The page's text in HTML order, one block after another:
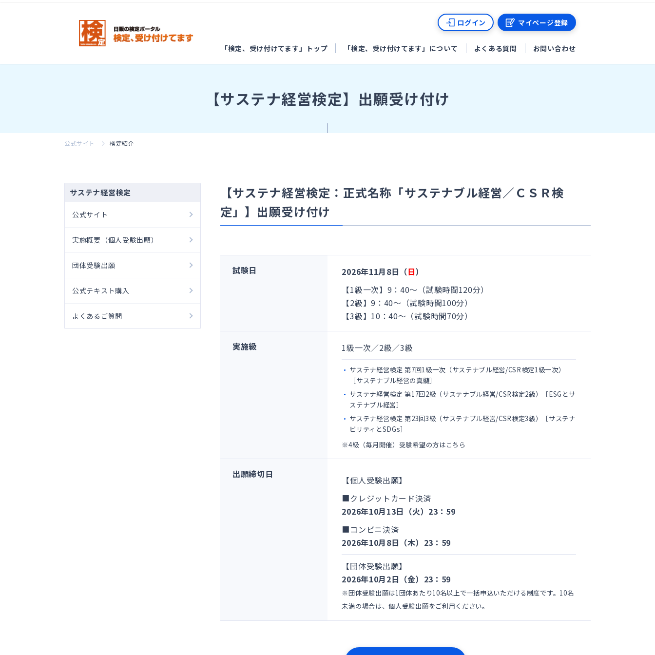
ログイン マイページ登録
「検定、受け付けてます」トップ 「検定、受け付けてます」について よくある質問 お問い合わせ
【サステナ経営検定】出願受け付け
公式サイト 検定紹介
サステナ経営検定
公式サイト
実施概要（個人受験出願）
団体受験出願
公式テキスト購入
よくあるご質問
【サステナ経営検定：正式名称「サステナブル経営／ＣＳＲ検
定」】出願受け付け
試験日 2026年11月8日（日）
【1級一次】9：40～（試験時間120分）
【2級】9：40～（試験時間100分）
【3級】10：40～（試験時間70分）
実施級 1級一次／2級／3級
サステナ経営検定 第7回1級一次（サステナブル経営/CSR検定1級一次）
［サステナブル経営の真髄］
サステナ経営検定 第17回2級（サステナブル経営/CSR検定2級）［ESGとサ
ステナブル経営］
サステナ経営検定 第23回3級（サステナブル経営/CSR検定3級）［サステナ
ビリティとSDGs］
※4級（毎月開催）受験希望の方はこちら
出願締切日
【個人受験出願】
■クレジットカード決済
2026年10月13日（火）23：59
■コンビニ決済
2026年10月8日（木）23：59
【団体受験出願】
2026年10月2日（金）23：59
※団体受験出願は1団体あたり10名以上で一括申込いただける制度です。10名
未満の場合は、個人受験出願をご利用ください。